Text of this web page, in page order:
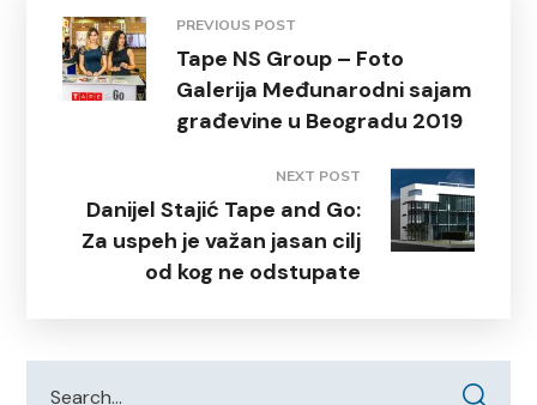
PREVIOUS POST
Tape NS Group – Foto
Galerija Međunarodni sajam
građevine u Beogradu 2019
NEXT POST
Danijel Stajić Tape and Go:
Za uspeh je važan jasan cilj
od kog ne odstupate